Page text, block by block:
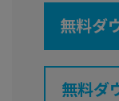
無料ダ
無料ダ